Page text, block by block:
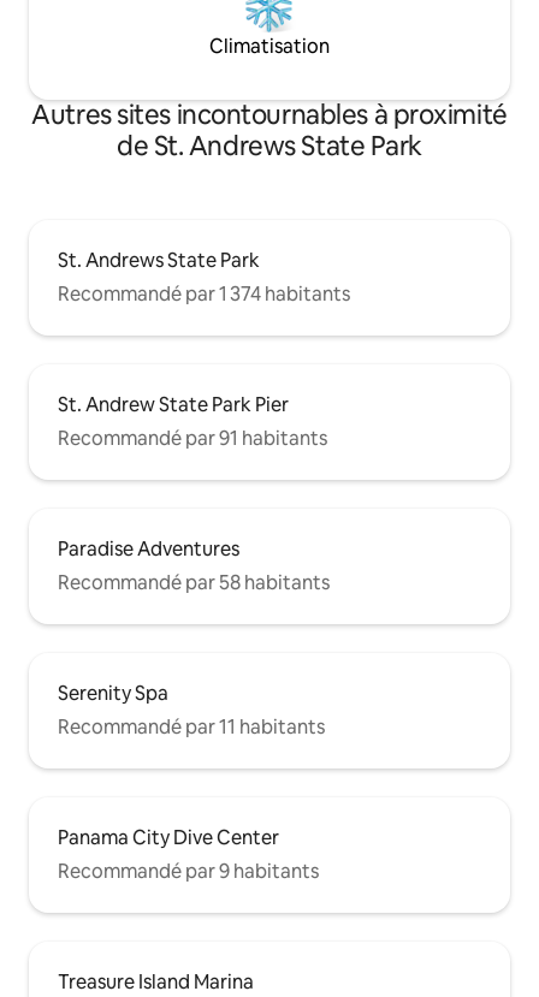
Climatisation
Autres sites incontournables à proximité
de St. Andrews State Park
St. Andrews State Park
Recommandé par 1 374 habitants
St. Andrew State Park Pier
Recommandé par 91 habitants
Paradise Adventures
Recommandé par 58 habitants
Serenity Spa
Recommandé par 11 habitants
Panama City Dive Center
Recommandé par 9 habitants
Treasure Island Marina